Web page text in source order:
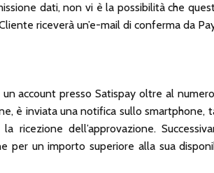
dati, non vi è la possibilità che
riceverà un’e-mail di conferma da
account presso Satispay oltre al
è inviata una notifica sullo
dell’approvazione.
per un importo superiore alla sua